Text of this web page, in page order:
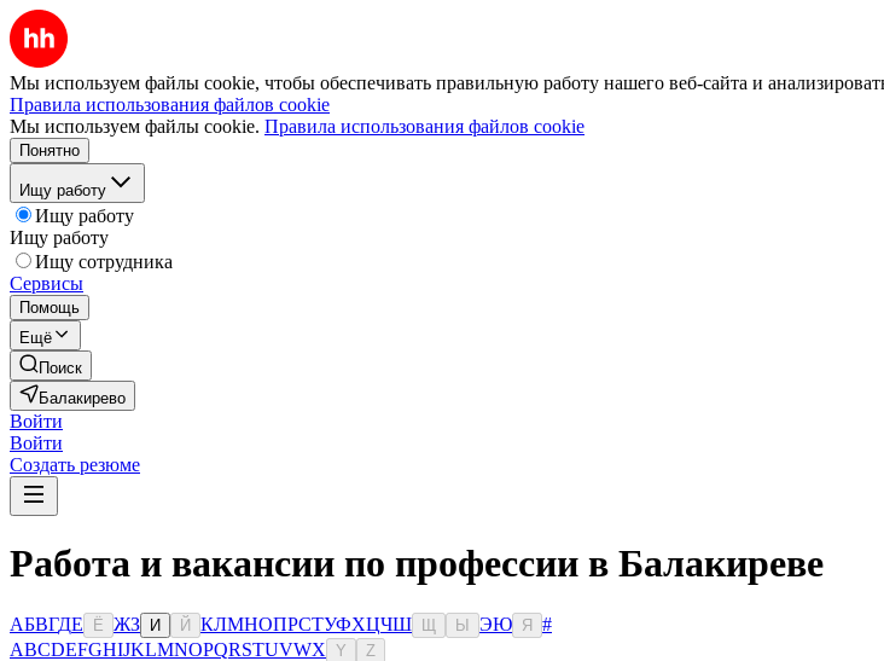
Мы используем файлы cookie, чтобы обеспечивать правильную работу нашего веб-сайта и
Правила использования файлов cookie
Мы используем файлы cookie. Правила использования файлов cookie
Понятно
Ищу работу
Ищу работу
Ищу работу
Ищу сотрудника
Сервисы
Помощь
Ещё
Поиск
Балакирево
Войти
Войти
Создать резюме
Работа и вакансии по профессии в Балакиреве
АБВГДЕ Ё ЖЗ И Й КЛМНОПРСТУФХЦЧШ Ы ЭЮ Я
#
ABCDEFGHIJKLMNOPQRSTUVWX Y Z